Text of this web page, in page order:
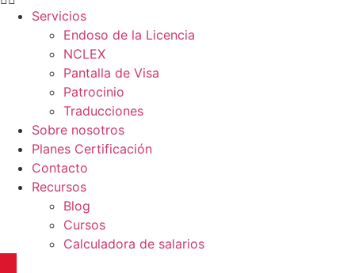
Servicios
Endoso de la Licencia
NCLEX
Pantalla de Visa
Patrocinio
Traducciones
Sobre nosotros
Planes Certificación
Contacto
Recursos
Blog
Cursos
Calculadora de salarios